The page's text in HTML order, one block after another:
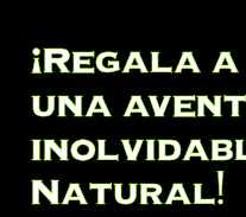
¡Regala
una
Natural!